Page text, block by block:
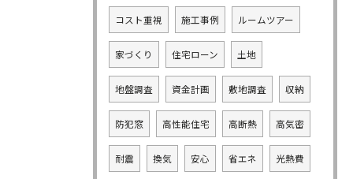
コスト重視 施工事例 ルームツアー
家づくり 住宅ローン 土地
地盤調査 資金計画 敷地調査 収納
防犯窓 高性能住宅 高断熱 高気密
耐震 換気 安心 省エネ 光熱費